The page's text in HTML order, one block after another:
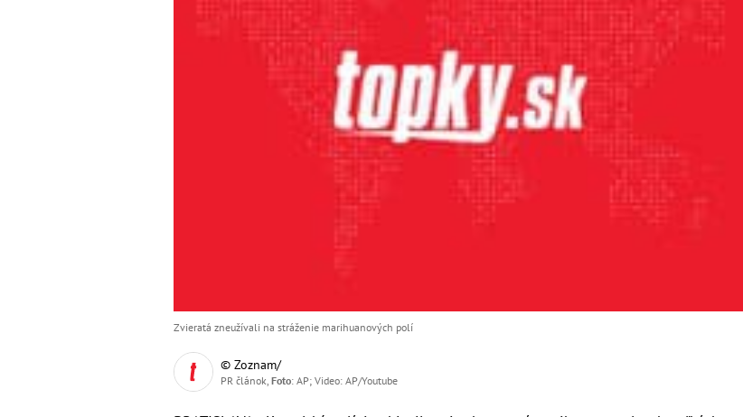
Zvieratá zneužívali na stráženie marihuanových polí
© Zoznam/
PR článok, Foto: AP; Video: AP/Youtube